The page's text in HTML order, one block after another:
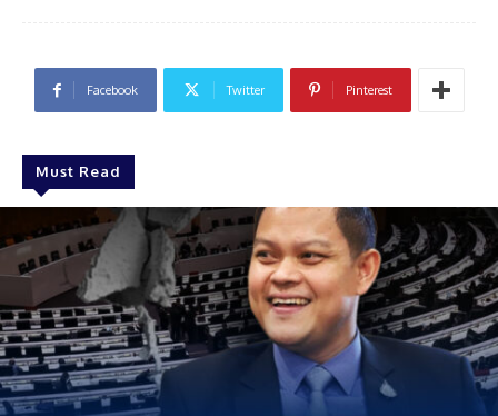
Facebook Twitter Pinterest
Must Read